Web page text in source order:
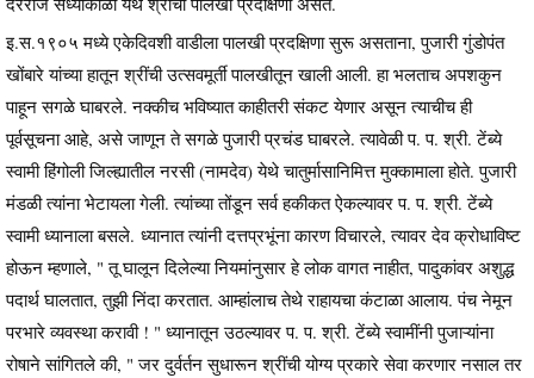
इ.स.१९०५ मध्ये एकेदिवशी वाडीला पालखी प्रदक्षिणा सुरू असताना, पुजारी गुंडोपंत
खोंबारे यांच्या हातून श्रींची उत्सवमूर्ती पालखीतून खाली आली. हा भलताच अपशकुन
पाहून सगळे घाबरले. नक्कीच भविष्यात काहीतरी संकट येणार असून त्याचीच ही
पूर्वसूचना आहे, असे जाणून ते सगळे पुजारी प्रचंड घाबरले. त्यावेळी प. प. श्री. टेंब्ये
स्वामी हिंगोली जिल्ह्यातील नरसी (नामदेव) येथे चातुर्मासानिमित्त मुक्कामाला होते. पुजारी
मंडळी त्यांना भेटायला गेली. त्यांच्या तोंडून सर्व हकीकत ऐकल्यावर प. प. श्री. टेंब्ये
स्वामी ध्यानाला बसले. ध्यानात त्यांनी दत्तप्रभूंना कारण विचारले, त्यावर देव क्रोधाविष्ट
होऊन म्हणाले, " तू घालून दिलेल्या नियमांनुसार हे लोक वागत नाहीत, पादुकांवर अशुद्ध
पदार्थ घालतात, तुझी निंदा करतात. आम्हांलाच तेथे राहायचा कंटाळा आलाय. पंच नेमून
परभारे व्यवस्था करावी ! " ध्यानातून उठल्यावर प. प. श्री. टेंब्ये स्वामींनी पुजाऱ्यांना
रोषाने सांगितले की, " जर दुर्वर्तन सुधारून श्रींची योग्य प्रकारे सेवा करणार नसाल तर